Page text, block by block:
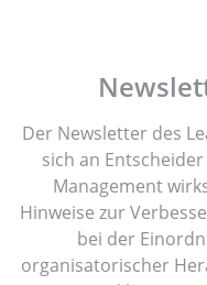
Der Newsletter des
sich an
Management
Hinweise zur
bei der
organisatorischer